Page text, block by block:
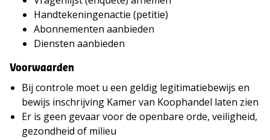
Handtekeningenactie (petitie)
Abonnementen aanbieden
Diensten aanbieden
Voorwaarden
Bij controle moet u een geldig legitimatiebewijs en
bewijs inschrijving Kamer van Koophandel laten zien
Er is geen gevaar voor de openbare orde, veiligheid,
gezondheid of milieu